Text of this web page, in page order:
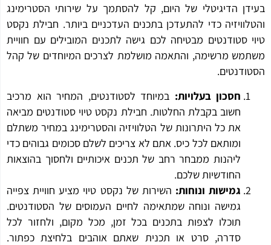
הדיגיטלי של היום, קל להסתמך על שירותי הסטרימינג
כדי להתעדכן בתכנים העדכניים ביותר. חבילת נקסט
סטודנטים מבטיחה לכם גישה לתכנים המובילים עם חוויית
מרשימה, והתאמה מושלמת לצרכים המיוחדים של קהל
חסכון בעלויות:במיוחד לסטודנטים, המחיר הוא מרכיב
חשוב בקבלת החלטות. חבילת נקסט טיוי סטודנטים מביאה
את כל היתרונות של הטלוויזיה והסטרימינג במחיר משתלם
ומותאם לכל כיס. אתם לא צריכים לשלם סכומים גבוהים כדי
ליהנות ממבחר רחב של תכנים איכותיים ולחסוך בהוצאות
החודשיות שלכם.
גמישות ונוחות:השירות של נקסט טיוי מציע חוויית צפייה
גמישה ונוחה שמתאימה לחיים העמוסים של הסטודנטים.
תוכלו לצפות בתכנים בכל זמן, מכל מקום, ולחזור לכל
סדרה, סרט או תכנית שאתם אוהבים בלחיצת כפתור.